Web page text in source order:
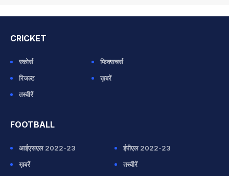
CRICKET
स्कोर्स
फिक्सचर्स
रिजल्ट
ख़बरें
तस्वीरें
FOOTBALL
आईएसएल 2022-23
ईपीएल 2022-23
ख़बरें
तस्वीरें